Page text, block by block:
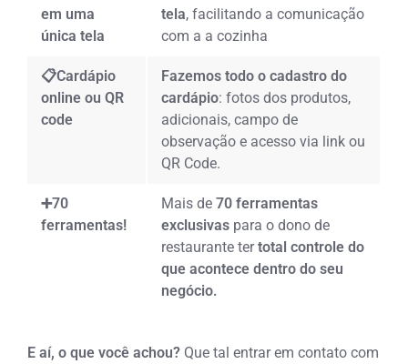
em uma
única tela
tela, facilitando a comunicação
com a a cozinha
📋Cardápio
online ou QR
code
Fazemos todo o cadastro do
cardápio: fotos dos produtos,
adicionais, campo de
observação e acesso via link ou
QR Code.
➕70
ferramentas!
Mais de70 ferramentas
exclusivas para o dono de
restaurante tertotal controle do
que acontece dentro do seu
negócio.
E aí, o que você achou? Que tal entrar em contato com